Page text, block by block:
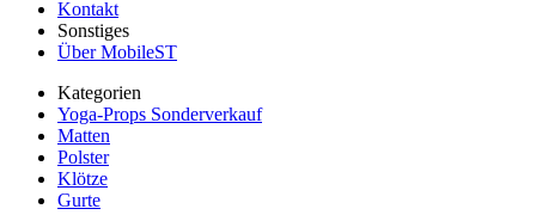
Kontakt
Sonstiges
Über MobileST
Kategorien
Yoga-Props Sonderverkauf
Matten
Polster
Klötze
Gurte